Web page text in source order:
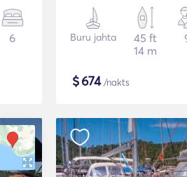
6 Buru jahta
45 ft
14 m
$674/nakts